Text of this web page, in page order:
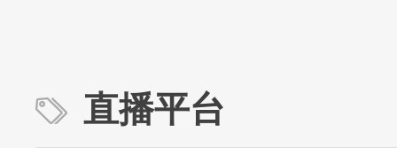
直播平台